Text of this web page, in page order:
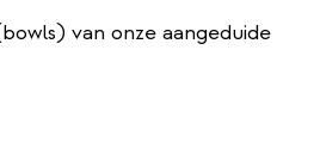
van onze aangeduide